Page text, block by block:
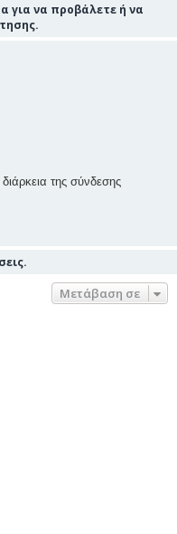
για να προβάλετε ή να
της σύνδεσης
Μετάβαση σε